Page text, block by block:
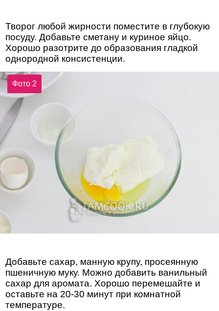
Творог любой жирности поместите в глубокую
посуду. Добавьте сметану и куриное яйцо.
Хорошо разотрите до образования гладкой
однородной консистенции.
Фото 2
Добавьте сахар, манную крупу, просеянную
пшеничную муку. Можно добавить ванильный
сахар для аромата. Хорошо перемешайте и
оставьте на 20-30 минут при комнатной
температуре.